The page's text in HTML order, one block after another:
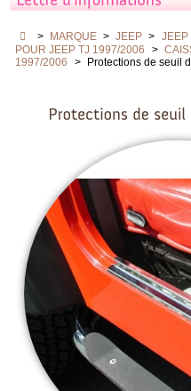
> MARQUE > JEEP > JEEP
POUR JEEP TJ 1997/2006
>
1997/2006
> Protections de seuil